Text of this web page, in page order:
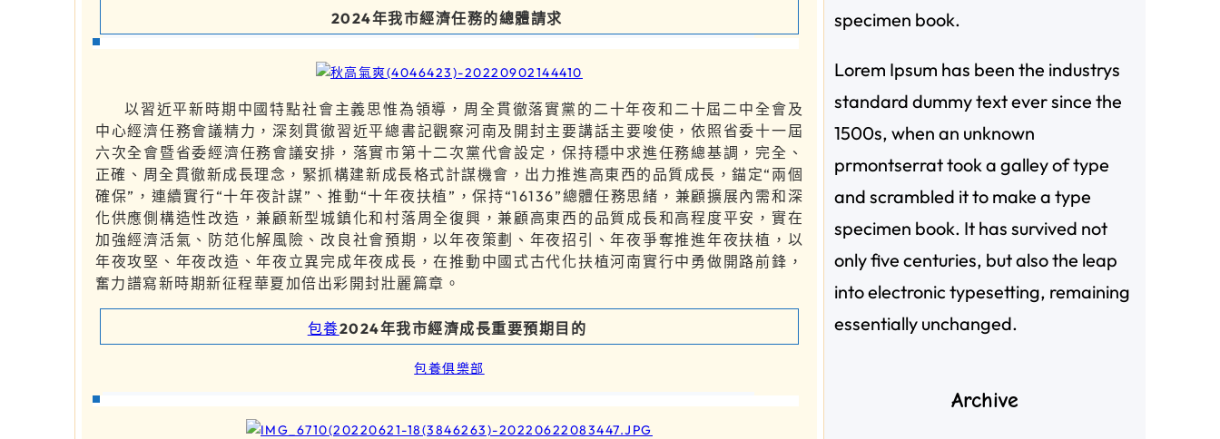
2024年我市經濟任務的總體請求
以習近平新時期中國特點社會主義思惟為領導，周全貫徹落實黨的二十年夜和二十屆二中全會及
中心經濟任務會議精力，深刻貫徹習近平總書記觀察河南及開封主要講話主要唆使，依照省委十一屆
六次全會暨省委經濟任務會議安排，落實市第十二次黨代會設定，保持穩中求進任務總基調，完全、
正確、周全貫徹新成長理念，緊抓構建新成長格式計謀機會，出力推進高東西的品質成長，錨定“兩個
確保”，連續實行“十年夜計謀”、推動“十年夜扶植”，保持“16136”總體任務思緒，兼顧擴展內需和深
化供應側構造性改造，兼顧新型城鎮化和村落周全復興，兼顧高東西的品質成長和高程度平安，實在
加強經濟活氣、防范化解風險、改良社會預期，以年夜策劃、年夜招引、年夜爭奪推進年夜扶植，以
年夜攻堅、年夜改造、年夜立異完成年夜成長，在推動中國式古代化扶植河南實行中勇做開路前鋒，
奮力譜寫新時期新征程華夏加倍出彩開封壯麗篇章。
包養2024年我市經濟成長重要預期目的
包養俱樂部
specimen book.
Lorem Ipsum has been the industrys
standard dummy text ever since the
1500s, when an unknown
prmontserrat took a galley of type
and scrambled it to make a type
specimen book. It has survived not
only five centuries, but also the leap
into electronic typesetting, remaining
essentially unchanged.
Archive